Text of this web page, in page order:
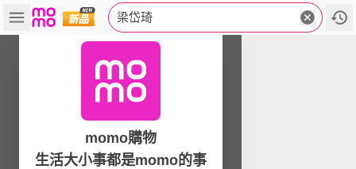
梁岱琦
momo購物
生活大小事都是momo的事